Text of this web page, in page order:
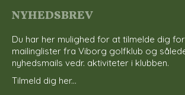
NYHEDSBREV
Du har her mulighed for at tilmelde dig
mailinglister fra Viborg golfklub og
nyhedsmails vedr. aktiviteter i klubben.
Tilmeld dig her...